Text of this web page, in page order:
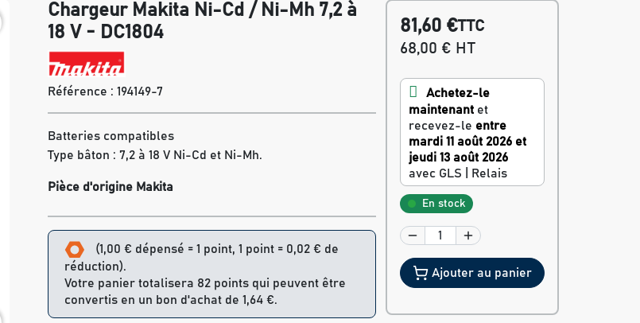
Chargeur Makita Ni-Cd / Ni-Mh 7,2 à
18 V - DC1804
Référence : 194149-7
Batteries compatibles
Type bâton : 7,2 à 18 V Ni-Cd et Ni-Mh.
Pièce d'origine Makita
(1,00 € dépensé = 1 point, 1 point = 0,02 € de
réduction).
Votre panier totalisera 82 points qui peuvent être
convertis en un bon d'achat de 1,64 €.
81,60 €TTC
68,00 € HT
Achetez-le
maintenantet
recevez-le entre
mardi 11 août 2026 et
jeudi 13 août 2026
avec GLS | Relais
En stock
Ajouter au panier